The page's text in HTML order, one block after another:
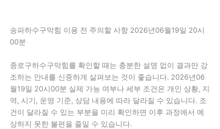
송파하수구막힘 이용 전 주의할 사항 2026년06월19일 20시
00분
종로구하수구막힘를 확인할 때는 충분한 설명 없이 결과만 강
조하는 안내를 신중하게 살펴보는 것이 좋습니다. 2026년06
월19일 20시00분 실제 가능 여부나 세부 조건은 개인 상황, 지
역, 시기, 운영 기준, 상담 내용에 따라 달라질 수 있습니다. 조
건이 달라질 수 있는 부분을 미리 확인하면 이후 과정에서 예
상하지 못한 불편을 줄일 수 있습니다.